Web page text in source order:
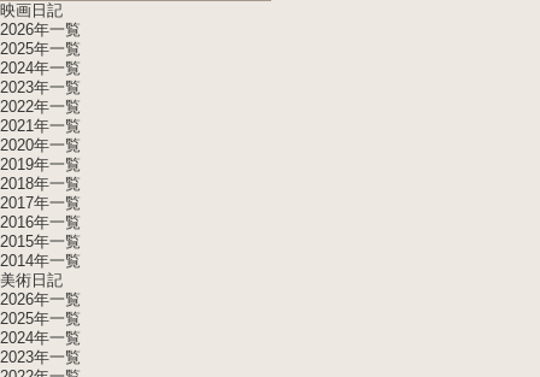
映画日記
2026年一覧
2025年一覧
2024年一覧
2023年一覧
2022年一覧
2021年一覧
2020年一覧
2019年一覧
2018年一覧
2017年一覧
2016年一覧
2015年一覧
2014年一覧
美術日記
2026年一覧
2025年一覧
2024年一覧
2023年一覧